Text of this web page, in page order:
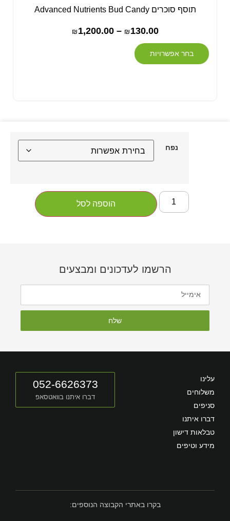
תוסף סוכרים Advanced Nutrients Bud Candy
₪ 130.00
–
₪ 1,200.00
בחר אפשרויות
נפח
הוספה לסל
הרשמו לעדכונים ומבצעים
שלח
עלינו
משלוחים
סניפים
דברו איתנו
טבלאות דישון
מידע וטיפים
052-6626373
דברו איתנו בוואטסאפ
בקרו באתרי הקבוצה הנוספים: